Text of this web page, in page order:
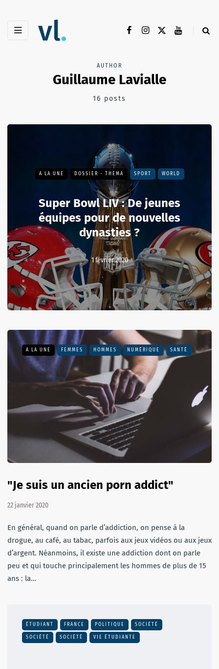
AUTHOR
Guillaume Lavialle
16 posts
A LA UNE DOSSIER - THEMA SPORT WORLD
Super Bowl LIV : De jeunes
équipes pour de nouvelles
dynasties ?
1 février 2020
A LA UNE FEMMES HOMMES NUMÉRIQUE SANTÉ
"Je suis un ancien porn addict"
22 janvier 2020
En général, quand on parle d’addiction, on pense à la
drogue, au café, au tabac, parfois aux jeux vidéos ou aux jeux
d’argent. Néanmoins, il existe une addiction dont on parle
peu et qui touche principalement les hommes de plus de 15
ans : la…
ÉTUDIANT FRANCE POLITIQUE SOCIÉTÉ
SOCIÉTÉ SOCIÉTÉ VIE ÉTUDIANTE